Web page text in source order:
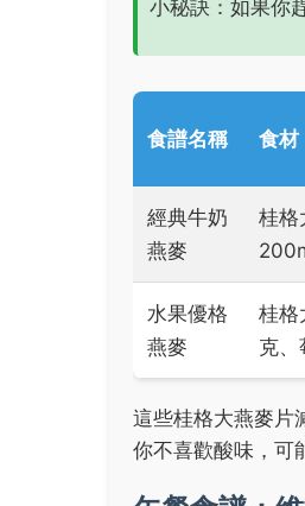
小秘訣：如果你
食譜名稱 食材
經典牛奶
燕麥
桂格
水果優格
燕麥
桂格
克、
這些桂格大燕麥片
你不喜歡酸味，可